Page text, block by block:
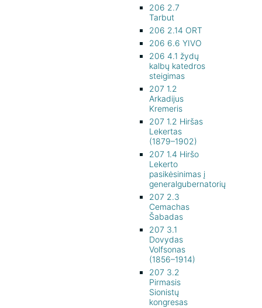
206 2.7
Tarbut
206 2.14 ORT
206 6.6 YIVO
206 4.1 žydų
kalbų katedros
steigimas
207 1.2
Arkadijus
Kremeris
207 1.2 Hiršas
Lekertas
(1879–1902)
207 1.4 Hiršo
Lekerto
pasikėsinimas į
generalgubernatorių
207 2.3
Cemachas
Šabadas
207 3.1
Dovydas
Volfsonas
(1856–1914)
207 3.2
Pirmasis
Sionistų
kongresas